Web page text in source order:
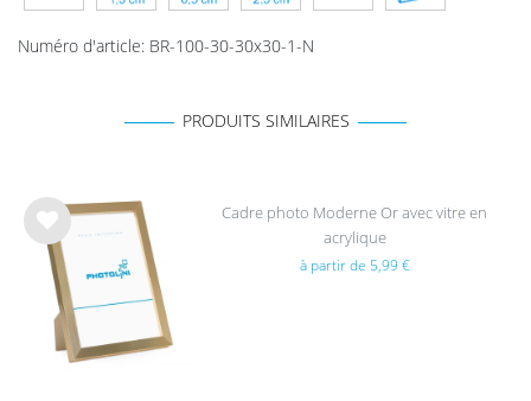
Numéro d'article: BR-100-30-30x30-1-N
PRODUITS SIMILAIRES
List
e de
sou
hait
Cadre photo Moderne Or avec vitre en
acrylique
à partir de 5,99 €